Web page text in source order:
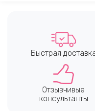
Быстрая
Отзывчивые
консультанты